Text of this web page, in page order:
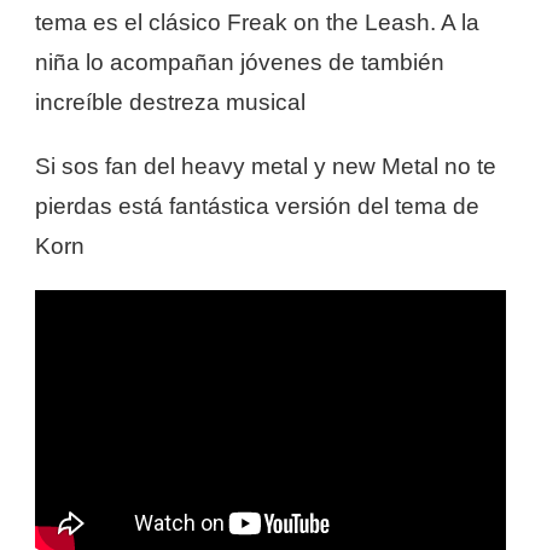
tema es el clásico Freak on the Leash. A la
niña lo acompañan jóvenes de también
increíble destreza musical
Si sos fan del heavy metal y new Metal no te
pierdas está fantástica versión del tema de
Korn